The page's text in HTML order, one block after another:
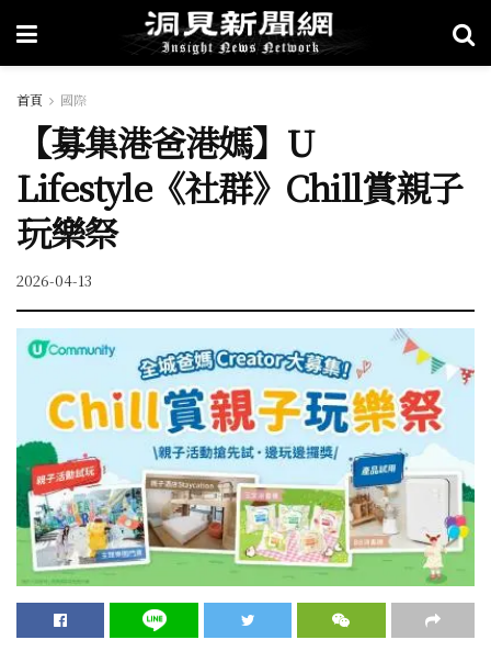
首頁 國際
【募集港爸港媽】U
Lifestyle《社群》Chill賞親子
玩樂祭
2026-04-13